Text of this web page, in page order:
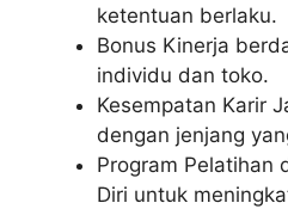
ketentuan berlaku.
Bonus Kinerja
individu dan toko.
Kesempatan Karir
dengan jenjang
Program Pelatihan
Diri untuk